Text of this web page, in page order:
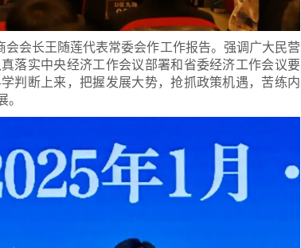
会长王随莲代表常委会作工作报告。强调广大民营
落实中央经济工作会议部署和省委经济工作会议要
判断上来，把握发展大势，抢抓政策机遇，苦练内
。